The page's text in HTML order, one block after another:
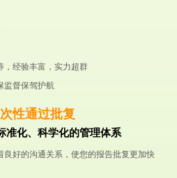
，经验丰富，实力超群
监督保驾护航
性通过批复
准化、科学化的管理体系
良好的沟通关系，使您的报告批复更加快